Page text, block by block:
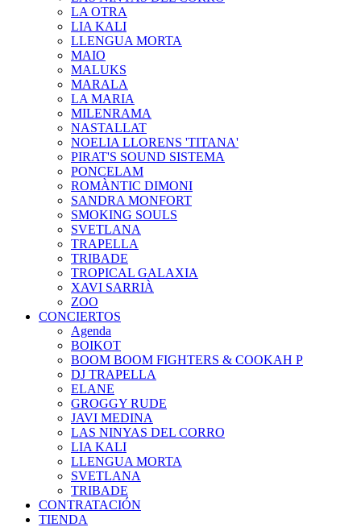
LA OTRA
LIA KALI
LLENGUA MORTA
MAIO
MALUKS
MARALA
LA MARIA
MILENRAMA
NASTALLAT
NOELIA LLORENS 'TITANA'
PIRAT'S SOUND SISTEMA
PONCELAM
ROMÀNTIC DIMONI
SANDRA MONFORT
SMOKING SOULS
SVETLANA
TRAPELLA
TRIBADE
TROPICAL GALAXIA
XAVI SARRIÀ
ZOO
CONCIERTOS
Agenda
BOIKOT
BOOM BOOM FIGHTERS & COOKAH P
DJ TRAPELLA
ELANE
GROGGY RUDE
JAVI MEDINA
LAS NINYAS DEL CORRO
LIA KALI
LLENGUA MORTA
SVETLANA
TRIBADE
CONTRATACIÓN
TIENDA